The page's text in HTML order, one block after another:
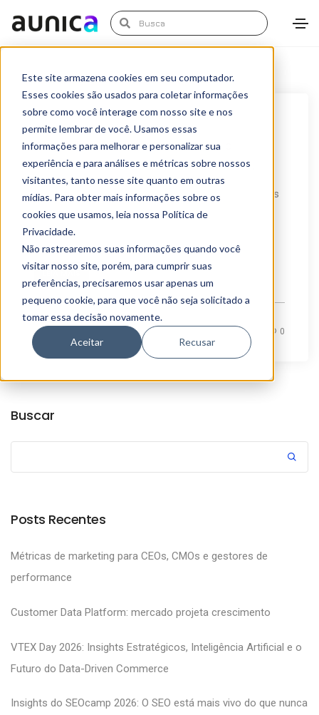
Este site armazena cookies em seu computador.
Esses cookies são usados para coletar informações
sobre como você interage com nosso site e nos
permite lembrar de você. Usamos essas
informações para melhorar e personalizar sua
experiência e para análises e métricas sobre nossos
visitantes, tanto nesse site quanto em outras
mídias. Para obter mais informações sobre os
cookies que usamos, leia nossa Política de
Privacidade.
Não rastrearemos suas informações quando você
visitar nosso site, porém, para cumprir suas
preferências, precisaremos usar apenas um
pequeno cookie, para que você não seja solicitado a
tomar essa decisão novamente.
Aceitar Recusar
O mundo mudou, e a forma como o
brasileiro investe seu dinheiro também.
Com a mudança acelerada promovida pelos últimos
acontecimentos no mundo, a forma como o
brasileiro...
LEIA MAIS
By Alexandre Azevedo 0
Buscar
Posts Recentes
Métricas de marketing para CEOs, CMOs e gestores de
performance
Customer Data Platform: mercado projeta crescimento
VTEX Day 2026: Insights Estratégicos, Inteligência Artificial e o
Futuro do Data-Driven Commerce
Insights do SEOcamp 2026: O SEO está mais vivo do que nunca